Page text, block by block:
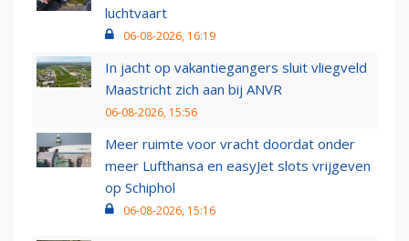
luchtvaart
06-08-2026, 16:19
In jacht op vakantiegangers sluit vliegveld
Maastricht zich aan bij ANVR
06-08-2026, 15:56
Meer ruimte voor vracht doordat onder
meer Lufthansa en easyJet slots vrijgeven
op Schiphol
06-08-2026, 15:16